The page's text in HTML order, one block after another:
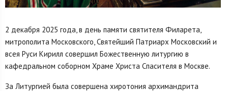
2 декабря 2025 года, в день памяти святителя Филарета,
митрополита Московского, Святейший Патриарх Московский и
всея Руси Кирилл совершил Божественную литургию в
кафедральном соборном Храме Христа Спасителя в Москве.
За Литургией была совершена хиротония архимандрита